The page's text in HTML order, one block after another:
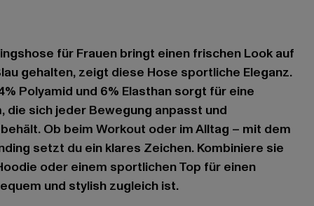
für Frauen bringt einen frischen Look auf
gehalten, zeigt diese Hose sportliche Eleganz.
Polyamid und 6% Elasthan sorgt für eine
die sich jeder Bewegung anpasst und
Ob beim Workout oder im Alltag – mit dem
setzt du ein klares Zeichen. Kombiniere sie
oder einem sportlichen Top für einen
und stylish zugleich ist.